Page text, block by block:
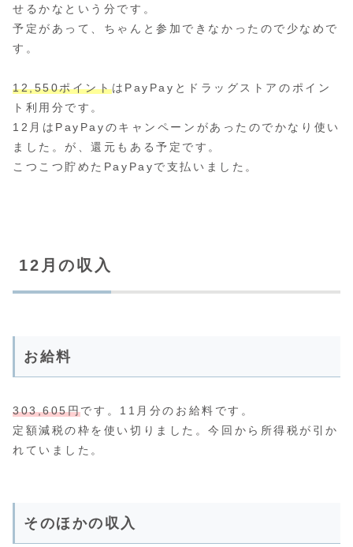
せるかなという分です。
予定があって、ちゃんと参加できなかったので少なめで
す。
12,550ポイントはPayPayとドラッグストアのポイン
ト利用分です。
12月はPayPayのキャンペーンがあったのでかなり使い
ました。が、還元もある予定です。
こつこつ貯めたPayPayで支払いました。
12月の収入
お給料
303,605円です。11月分のお給料です。
定額減税の枠を使い切りました。今回から所得税が引か
れていました。
そのほかの収入